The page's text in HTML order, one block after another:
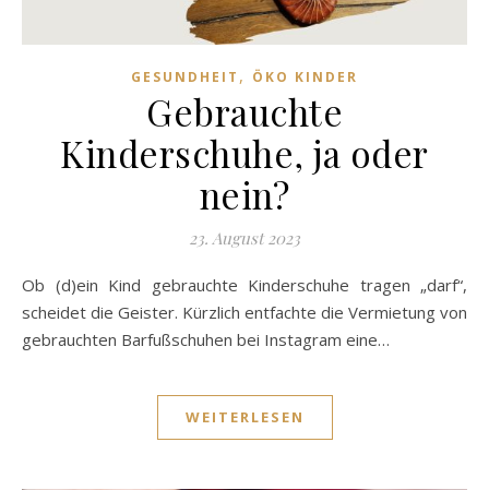
GESUNDHEIT , ÖKO KINDER
Gebrauchte
Kinderschuhe, ja oder
nein?
23. August 2023
Ob (d)ein Kind gebrauchte Kinderschuhe tragen „darf“,
scheidet die Geister. Kürzlich entfachte die Vermietung von
gebrauchten Barfußschuhen bei Instagram eine…
WEITERLESEN